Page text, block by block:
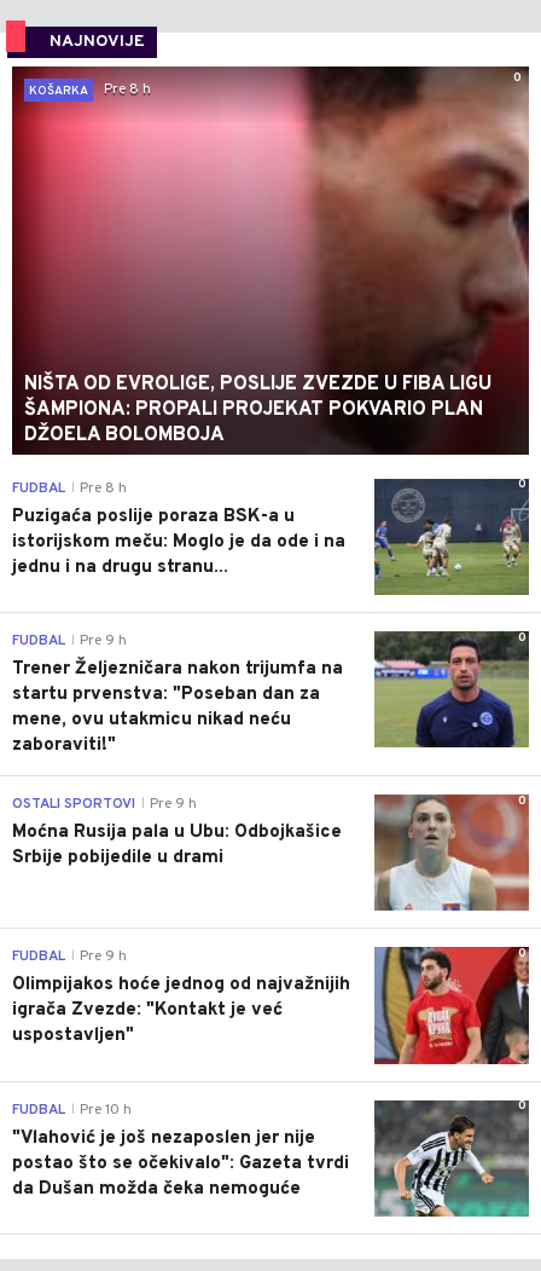
NAJNOVIJE
0
KOŠARKA
Pre 8 h
NIŠTA OD EVROLIGE, POSLIJE ZVEZDE U FIBA LIGU
ŠAMPIONA: PROPALI PROJEKAT POKVARIO PLAN
DŽOELA BOLOMBOJA
0
FUDBAL Pre 8 h
Puzigaća poslije poraza BSK-a u
istorijskom meču: Moglo je da ode i na
jednu i na drugu stranu...
0
FUDBAL Pre 9 h
Trener Željezničara nakon trijumfa na
startu prvenstva: "Poseban dan za
mene, ovu utakmicu nikad neću
zaboraviti!"
0
OSTALI SPORTOVI Pre 9 h
Moćna Rusija pala u Ubu: Odbojkašice
Srbije pobijedile u drami
0
FUDBAL Pre 9 h
Olimpijakos hoće jednog od najvažnijih
igrača Zvezde: "Kontakt je već
uspostavljen"
0
FUDBAL Pre 10 h
"Vlahović je još nezaposlen jer nije
postao što se očekivalo": Gazeta tvrdi
da Dušan možda čeka nemoguće